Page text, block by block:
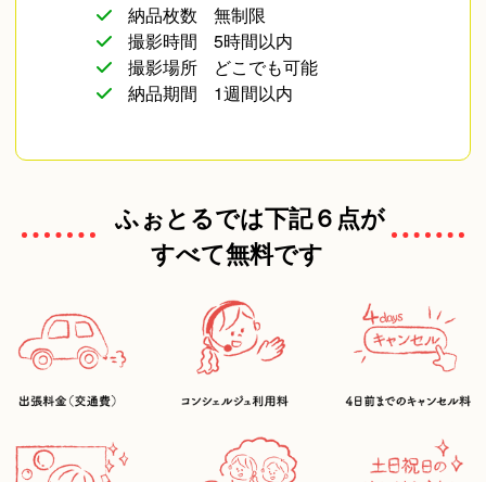
納品枚数
無制限
撮影時間
5時間以内
撮影場所
どこでも可能
納品期間
1週間以内
ふぉとるでは下記６点が
すべて無料です